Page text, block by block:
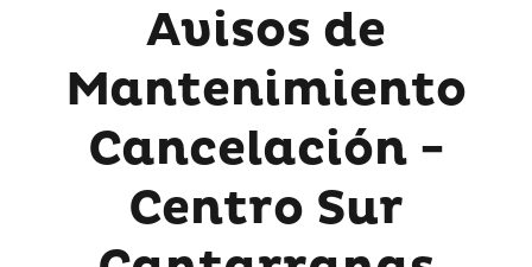
Avisos de
Mantenimiento
Cancelación -
Centro Sur